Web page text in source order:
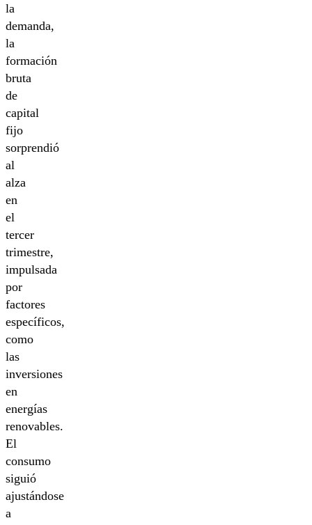
la
demanda,
la
formación
bruta
de
capital
fijo
sorprendió
al
alza
en
el
tercer
trimestre,
impulsada
por
factores
específicos,
como
las
inversiones
en
energías
renovables.
El
consumo
siguió
ajustándose
a